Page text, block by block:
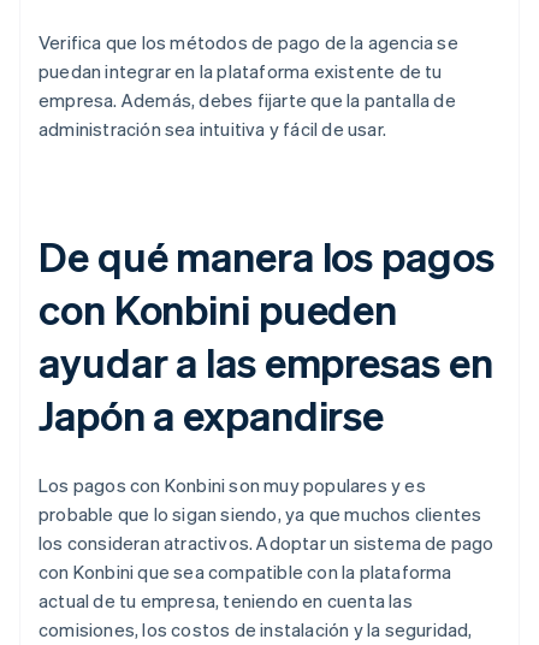
Verifica que los métodos de pago de la agencia se
puedan integrar en la plataforma existente de tu
empresa. Además, debes fijarte que la pantalla de
administración sea intuitiva y fácil de usar.
De qué manera los pagos
con Konbini pueden
ayudar a las empresas en
Japón a expandirse
Los pagos con Konbini son muy populares y es
probable que lo sigan siendo, ya que muchos clientes
los consideran atractivos. Adoptar un sistema de pago
con Konbini que sea compatible con la plataforma
actual de tu empresa, teniendo en cuenta las
comisiones, los costos de instalación y la seguridad,